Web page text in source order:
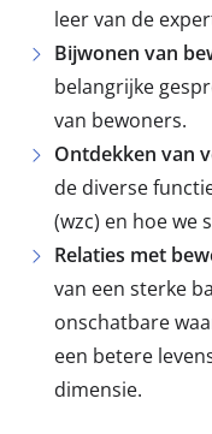
leer van de
Bijwonen van
belangrijke
van bewoners.
Ontdekken van
de diverse
(wzc) en hoe we
Relaties met
van een sterke
onschatbare
een betere
dimensie.